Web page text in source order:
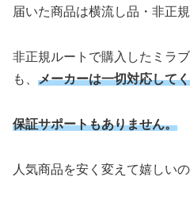
届いた商品は横流し品・非正
非正規ルートで購入したミラ
も、 メーカーは一切対応して
保証サポートもありません。
人気商品を安く変えて嬉しい